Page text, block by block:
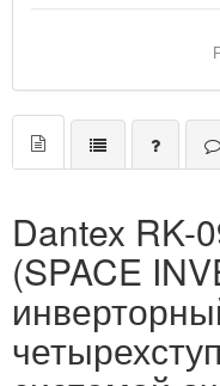
Dantex RK-
(SPACE